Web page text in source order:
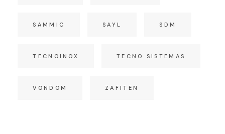
SAMMIC SAYL SDM
TECNOINOX TECNO SISTEMAS
VONDOM ZAFITEN